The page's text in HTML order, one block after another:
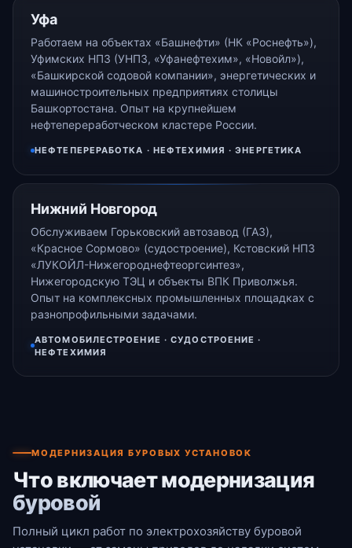
Уфа
Работаем на объектах «Башнефти» (НК «Роснефть»),
Уфимских НПЗ (УНПЗ, «Уфанефтехим», «Новойл»),
«Башкирской содовой компании», энергетических и
машиностроительных предприятиях столицы
Башкортостана. Опыт на крупнейшем
нефтепереработческом кластере России.
НЕФТЕПЕРЕРАБОТКА · НЕФТЕХИМИЯ · ЭНЕРГЕТИКА
Нижний Новгород
Обслуживаем Горьковский автозавод (ГАЗ),
«Красное Сормово» (судостроение), Кстовский НПЗ
«ЛУКОЙЛ-Нижегороднефтеоргсинтез»,
Нижегородскую ТЭЦ и объекты ВПК Приволжья.
Опыт на комплексных промышленных площадках с
разнопрофильными задачами.
АВТОМОБИЛЕСТРОЕНИЕ · СУДОСТРОЕНИЕ ·
НЕФТЕХИМИЯ
МОДЕРНИЗАЦИЯ БУРОВЫХ УСТАНОВОК
Что включает модернизация
буровой
Полный цикл работ по электрохозяйству буровой